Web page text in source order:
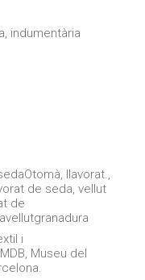
indumentària
llavorat.,
de seda, vellut
de
i
Museu del